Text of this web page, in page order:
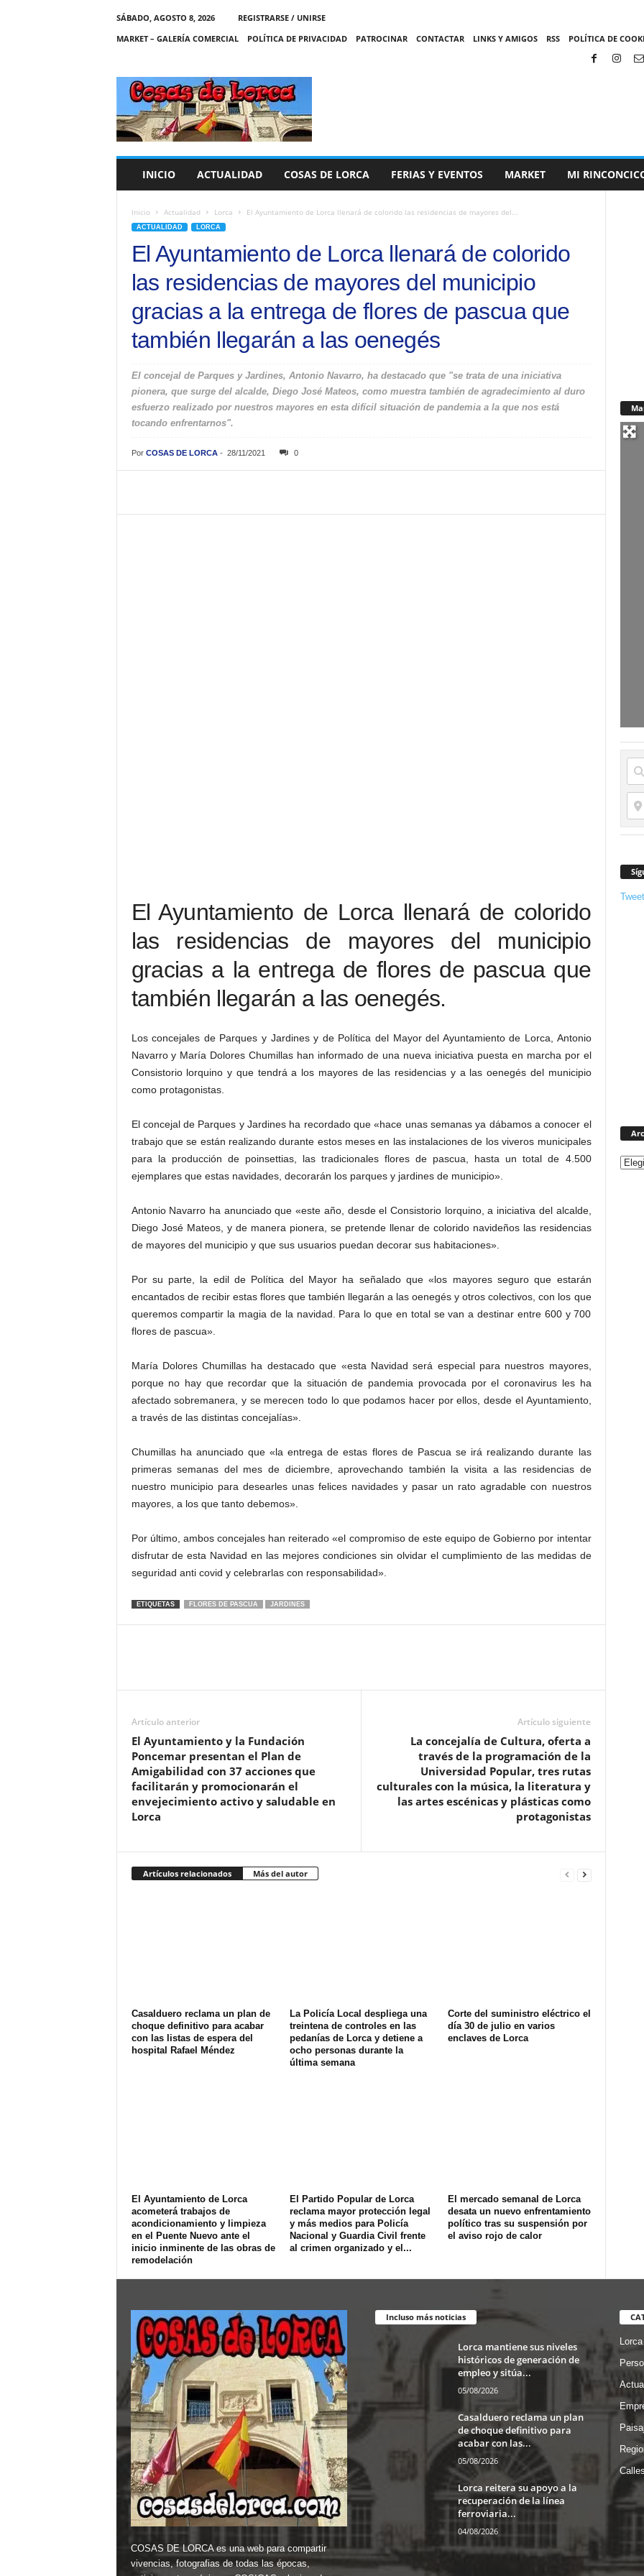
SÁBADO, AGOSTO 8, 2026
REGISTRARSE / UNIRSE
MARKET – GALERÍA COMERCIAL
POLÍTICA DE PRIVACIDAD PATROCINAR CONTACTAR LINKS Y AMIGOS RSS POLÍTICA DE
C
A
S
INICIO ACTUALIDAD COSAS DE LORCA FERIAS Y EVENTOS MARKET MI
Inicio Actualidad Lorca El Ayuntamiento de Lorca llenará de colorido las residencias de mayores del...
ACTUALIDAD LORCA
El Ayuntamiento de Lorca llenará de colorido
las residencias de mayores del municipio
gracias a la entrega de flores de pascua que
también llegarán a las oenegés
El concejal de Parques y Jardines, Antonio Navarro, ha destacado que "se trata de una iniciativa
pionera, que surge del alcalde, Diego José Mateos, como muestra también de agradecimiento al duro
esfuerzo realizado por nuestros mayores en esta difícil situación de pandemia a la que nos está
tocando enfrentarnos".
Por COSAS DE LORCA- 28/11/2021 0
El Ayuntamiento de Lorca llenará de colorido
las residencias de mayores del municipio
gracias a la entrega de flores de pascua que
también llegarán a las oenegés.
Los concejales de Parques y Jardines y de Política del Mayor del Ayuntamiento de Lorca, Antonio
Navarro y María Dolores Chumillas han informado de una nueva iniciativa puesta en marcha por el
Consistorio lorquino y que tendrá a los mayores de las residencias y a las oenegés del municipio
como protagonistas.
El concejal de Parques y Jardines ha recordado que «hace unas semanas ya dábamos a conocer el
trabajo que se están realizando durante estos meses en las instalaciones de los viveros municipales
para la producción de poinsettias, las tradicionales flores de pascua, hasta un total de 4.500
ejemplares que estas navidades, decorarán los parques y jardines de municipio».
Antonio Navarro ha anunciado que «este año, desde el Consistorio lorquino, a iniciativa del alcalde,
Diego José Mateos, y de manera pionera, se pretende llenar de colorido navideños las residencias
de mayores del municipio y que sus usuarios puedan decorar sus habitaciones».
Por su parte, la edil de Política del Mayor ha señalado que «los mayores seguro que estarán
encantados de recibir estas flores que también llegarán a las oenegés y otros colectivos, con los que
queremos compartir la magia de la navidad. Para lo que en total se van a destinar entre 600 y 700
flores de pascua».
María Dolores Chumillas ha destacado que «esta Navidad será especial para nuestros mayores,
porque no hay que recordar que la situación de pandemia provocada por el coronavirus les ha
afectado sobremanera, y se merecen todo lo que podamos hacer por ellos, desde el Ayuntamiento,
a través de las distintas concejalías».
Chumillas ha anunciado que «la entrega de estas flores de Pascua se irá realizando durante las
primeras semanas del mes de diciembre, aprovechando también la visita a las residencias de
nuestro municipio para desearles unas felices navidades y pasar un rato agradable con nuestros
mayores, a los que tanto debemos».
Por último, ambos concejales han reiterado «el compromiso de este equipo de Gobierno por intentar
disfrutar de esta Navidad en las mejores condiciones sin olvidar el cumplimiento de las medidas de
seguridad anti covid y celebrarlas con responsabilidad».
ETIQUETAS FLORES DE PASCUA JARDINES
Artículo anterior
El Ayuntamiento y la Fundación
Poncemar presentan el Plan de
Amigabilidad con 37 acciones que
facilitarán y promocionarán el
envejecimiento activo y saludable en
Lorca
Artículo siguiente
La concejalía de Cultura, oferta a
través de la programación de la
Universidad Popular, tres rutas
culturales con la música, la literatura y
las artes escénicas y plásticas como
protagonistas
Artículos relacionados Más del autor
Casalduero reclama un plan de
choque definitivo para acabar
con las listas de espera del
hospital Rafael Méndez
La Policía Local despliega una
treintena de controles en las
pedanías de Lorca y detiene a
ocho personas durante la
última semana
Corte del suministro eléctrico el
día 30 de julio en varios
enclaves de Lorca
El Ayuntamiento de Lorca
acometerá trabajos de
acondicionamiento y limpieza
en el Puente Nuevo ante el
inicio inminente de las obras de
remodelación
El Partido Popular de Lorca
reclama mayor protección legal
y más medios para Policía
Nacional y Guardia Civil frente
al crimen organizado y el...
El mercado semanal de Lorca
desata un nuevo enfrentamiento
político tras su suspensión por
el aviso rojo de calor
COSAS DE LORCA es una web para compartir
vivencias, fotografias de todas las épocas,
Incluso más noticias
Lorca mantiene sus niveles
históricos de generación de
empleo y sitúa...
05/08/2026
Casalduero reclama un plan
de choque definitivo para
acabar con las...
05/08/2026
Lorca reitera su apoyo a la
recuperación de la línea
ferroviaria...
04/08/2026
Lorca